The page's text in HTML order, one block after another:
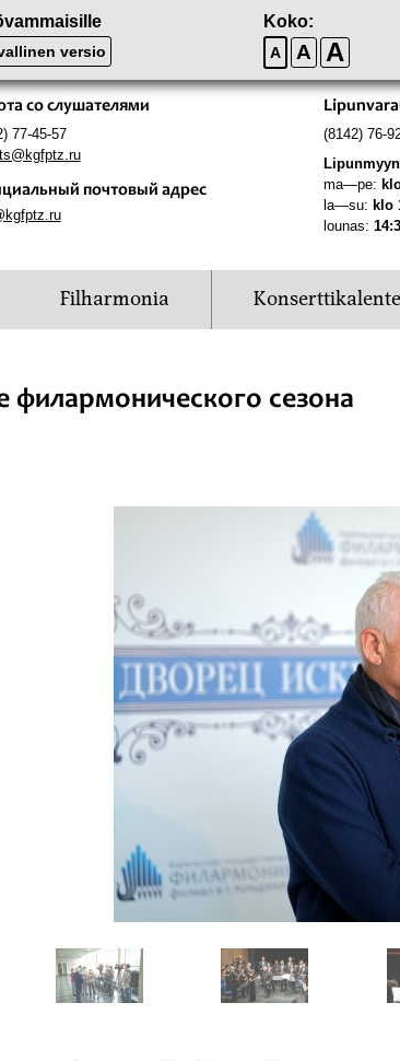
versio
Koko:
A A A
со слушателями
77-45-57
почтовый адрес
(8142) 76-
ma—pe:
la—su: klo
lounas:
Filharmonia
филармонического сезона